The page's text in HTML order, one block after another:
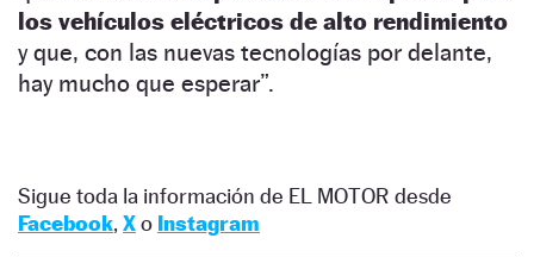
los vehículos eléctricos de alto rendimiento
y que, con las nuevas tecnologías por delante,
hay mucho que esperar”.
Sigue toda la información de EL MOTOR desde
Facebook, Xo Instagram